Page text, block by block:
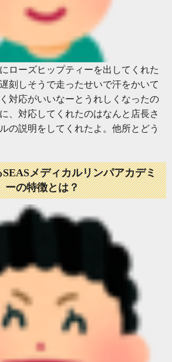
ローズヒップティーを出してくれた
刻しそうで走ったせいで汗をかいて
対応がいいなーとうれしくなったの
、対応してくれたのはなんと店長さ
の説明をしてくれたよ。他所とどう
メディカルリンパアカデミ
ーの特徴とは？